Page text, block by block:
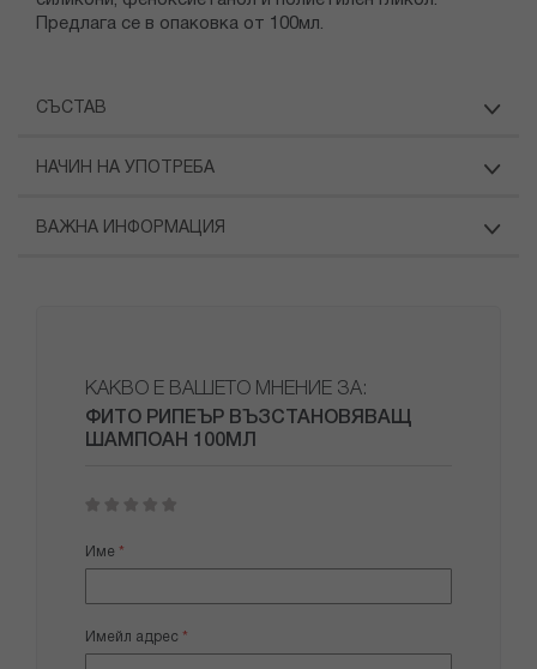
Предлага се в опаковка от 100мл.
СЪСТАВ
НАЧИН НА УПОТРЕБА
ВАЖНА ИНФОРМАЦИЯ
КАКВО Е ВАШЕТО МНЕНИЕ ЗА:
ФИТО РИПЕЪР ВЪЗСТАНОВЯВАЩ
ШАМПОАН 100МЛ
star
stars
stars
stars
stars
Име
Имейл адрес